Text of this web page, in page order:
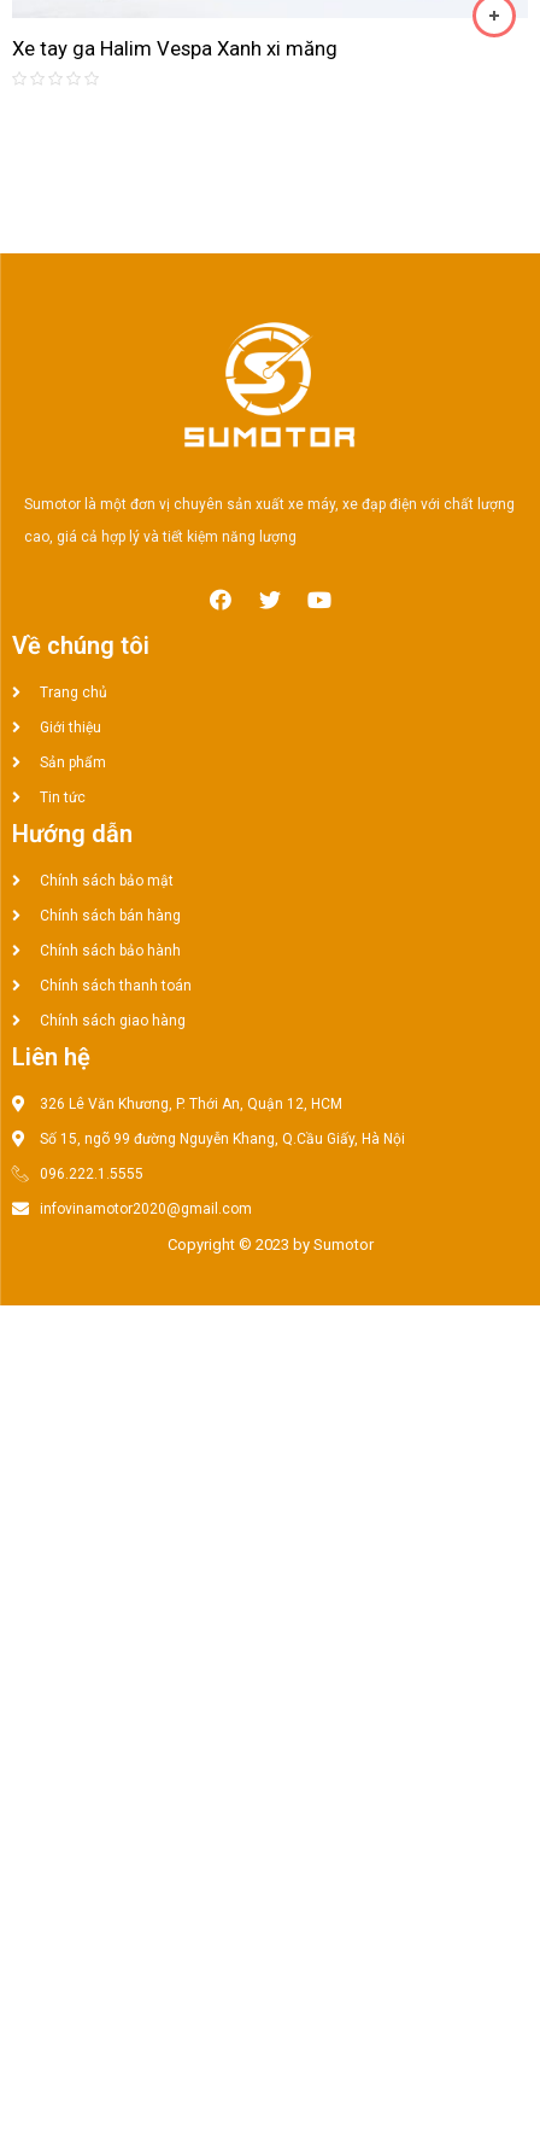
Xe tay ga Halim Vespa Xanh xi măng
Sumotor là một đơn vị chuyên sản xuất xe máy, xe đạp điện với chất lượng
cao, giá cả hợp lý và tiết kiệm năng lượng
Về chúng tôi
Trang chủ
Giới thiệu
Sản phẩm
Tin tức
Hướng dẫn
Chính sách bảo mật
Chính sách bán hàng
Chính sách bảo hành
Chính sách thanh toán
Chính sách giao hàng
Liên hệ
326 Lê Văn Khương, P. Thới An, Quận 12, HCM
Số 15, ngõ 99 đường Nguyễn Khang, Q.Cầu Giấy, Hà Nội
096.222.1.5555
infovinamotor2020@gmail.com
Copyright © 2023 by Sumotor